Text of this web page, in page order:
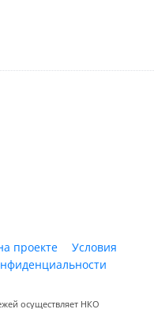
проекте
Условия
осуществляет НКО